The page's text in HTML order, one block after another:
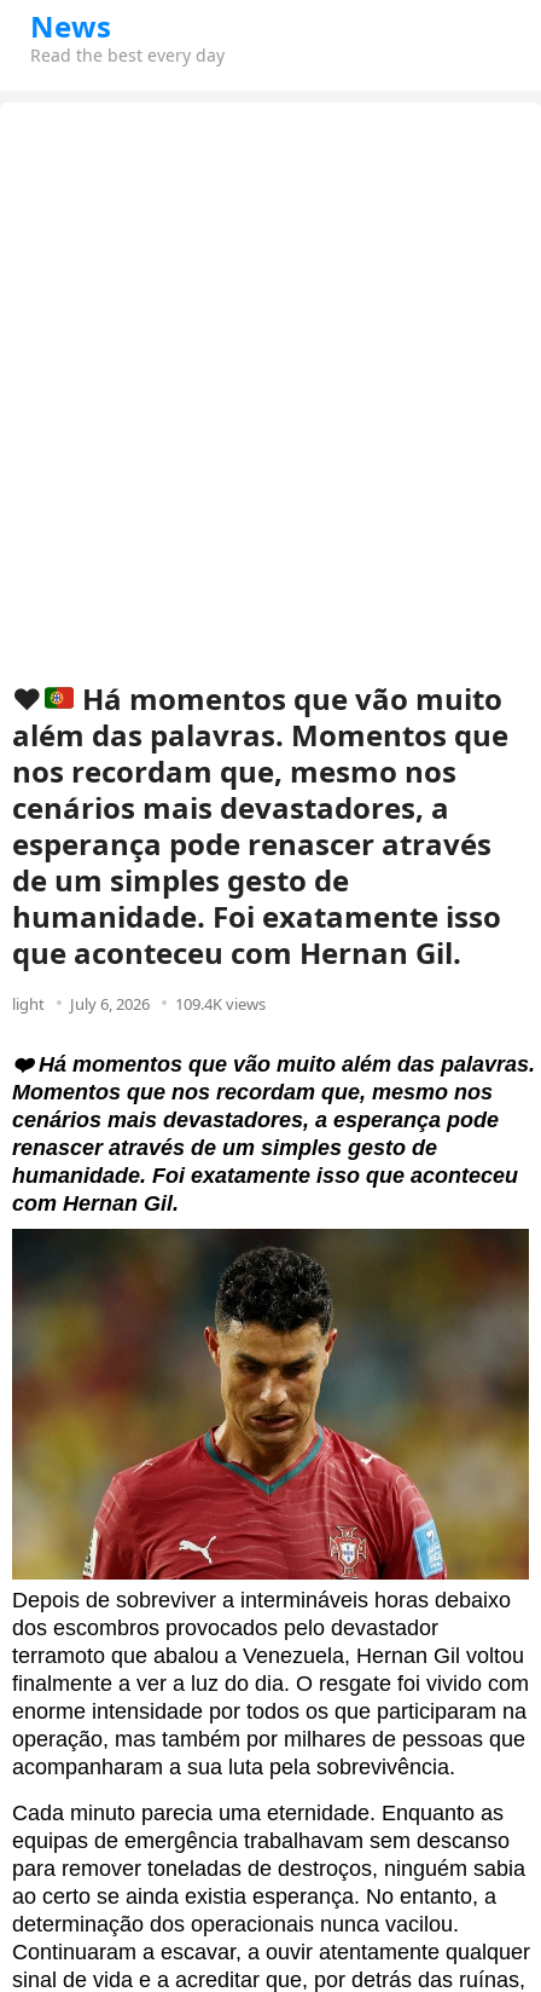
News
Read the best every day
❤️
Há momentos que vão muito
além das palavras. Momentos que
nos recordam que, mesmo nos
cenários mais devastadores, a
esperança pode renascer através
de um simples gesto de
humanidade. Foi exatamente isso
que aconteceu com Hernan Gil.
light July 6, 2026 109.4K views